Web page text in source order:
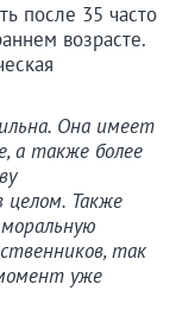
после 35 часто
возрасте.
Она имеет
а также более
целом. Также
так
уже